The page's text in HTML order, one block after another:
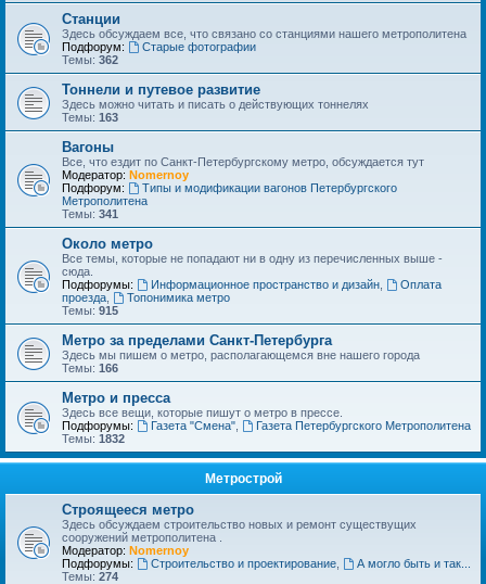
Станции
Здесь обсуждаем все, что связано со станциями нашего метрополитена
Подфорум:
Старые фотографии
Темы: 362
Тоннели и путевое развитие
Здесь можно читать и писать о действующих тоннелях
Темы: 163
Вагоны
Все, что ездит по Санкт-Петербургскому метро, обсуждается тут
Модератор: Nomernoy
Подфорум:
Типы и модификации вагонов Петербургского
Метрополитена
Темы: 341
Около метро
Все темы, которые не попадают ни в одну из перечисленных выше -
сюда.
Подфорумы:
Информационное пространство и дизайн,
Оплата
проезда
Топонимика метро
Темы: 915
Метро за пределами Санкт-Петербурга
Здесь мы пишем о метро, располагающемся вне нашего города
Темы: 166
Метро и пресса
Здесь все вещи, которые пишут о метро в прессе.
Подфорумы:
Газета "Смена",
Газета Петербургского Метрополитена
Темы: 1832
Метрострой
Строящееся метро
Здесь обсуждаем строительство новых и ремонт существущих
сооружений метрополитена .
Модератор: Nomernoy
Подфорумы:
Строительство и проектирование,
А могло быть и так...
Темы: 274